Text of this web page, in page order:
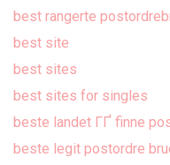
best rangerte
best site
best sites
best sites for singles
beste landet ГҐ finne
beste legit postordre